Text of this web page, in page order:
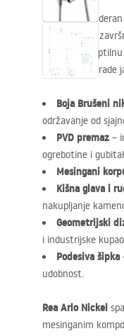
Odaberite
Ovaj model u
kupaonicu
tehnologija
Boja Brušeni
održavanje od
PVD premaz –
ogrebotine i
Mesingani
Kišna glava i
nakupljanje
Geometrijski
i industrijske
Podesiva šipka
udobnost.
Rea Arlo Nickel
mesinganim